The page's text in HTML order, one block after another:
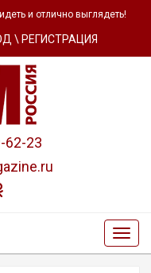
и отлично выглядеть!
\ РЕГИСТРАЦИЯ
62-23